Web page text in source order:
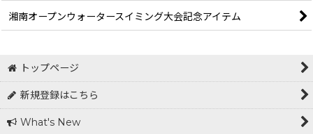
湘南オープンウォータースイミング大会記念アイテム
トップページ
新規登録はこちら
What's New